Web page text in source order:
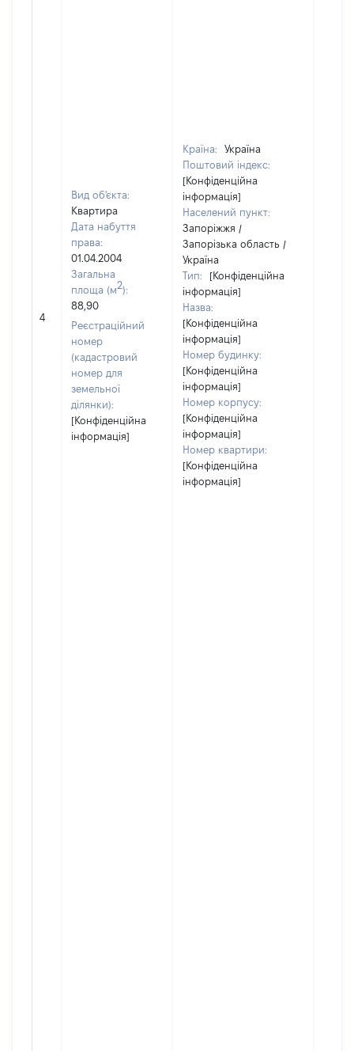
4
Вид об'єкта:
Квартира
Дата набуття
права:
01.04.2004
Загальна
площа (м2):
88,90
Реєстраційний
номер
(кадастровий
номер для
земельної
ділянки):
[Конфіденційна
інформація]
Країна:
Україна
Поштовий індекс:
[Конфіденційна
інформація]
Населений пункт:
Запоріжжя /
Запорізька область /
Україна
Тип:
[Конфіденційна
інформація]
Назва:
[Конфіденційна
інформація]
Номер будинку:
[Конфіденційна
інформація]
Номер корпусу:
[Конфіденційна
інформація]
Номер квартири:
[Конфіденційна
інформація]